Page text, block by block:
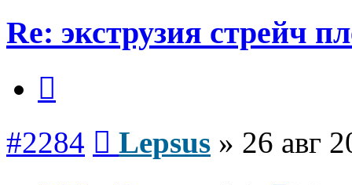
Re: экструзия стрейч
#2284 Lepsus » 26 авг